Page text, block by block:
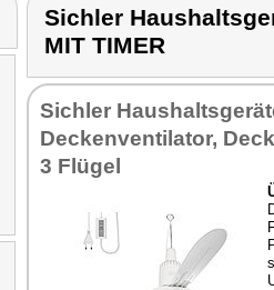
Sichler
MIT TIMER
Sichler
Deckenventilator,
3 Flügel